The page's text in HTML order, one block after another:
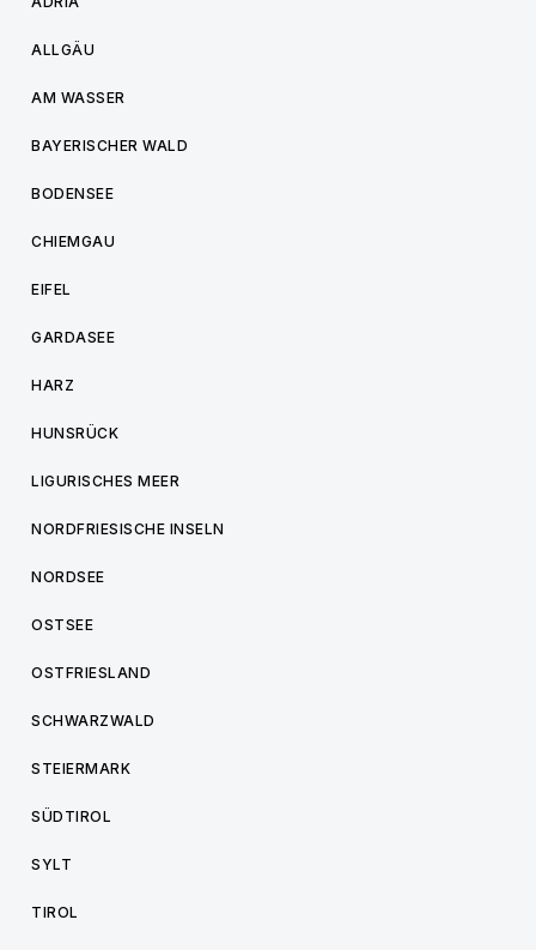
ALLGÄU
AM WASSER
BAYERISCHER WALD
BODENSEE
CHIEMGAU
EIFEL
GARDASEE
HARZ
HUNSRÜCK
LIGURISCHES MEER
NORDFRIESISCHE INSELN
NORDSEE
OSTSEE
OSTFRIESLAND
SCHWARZWALD
STEIERMARK
SÜDTIROL
SYLT
TIROL